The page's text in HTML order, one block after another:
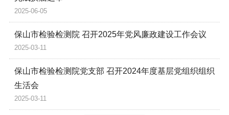
2025-06-05
保山市检验检测院 召开2025年党风廉政建设工作会议
2025-03-11
保山市检验检测院党支部 召开2024年度基层党组织组织
生活会
2025-03-11